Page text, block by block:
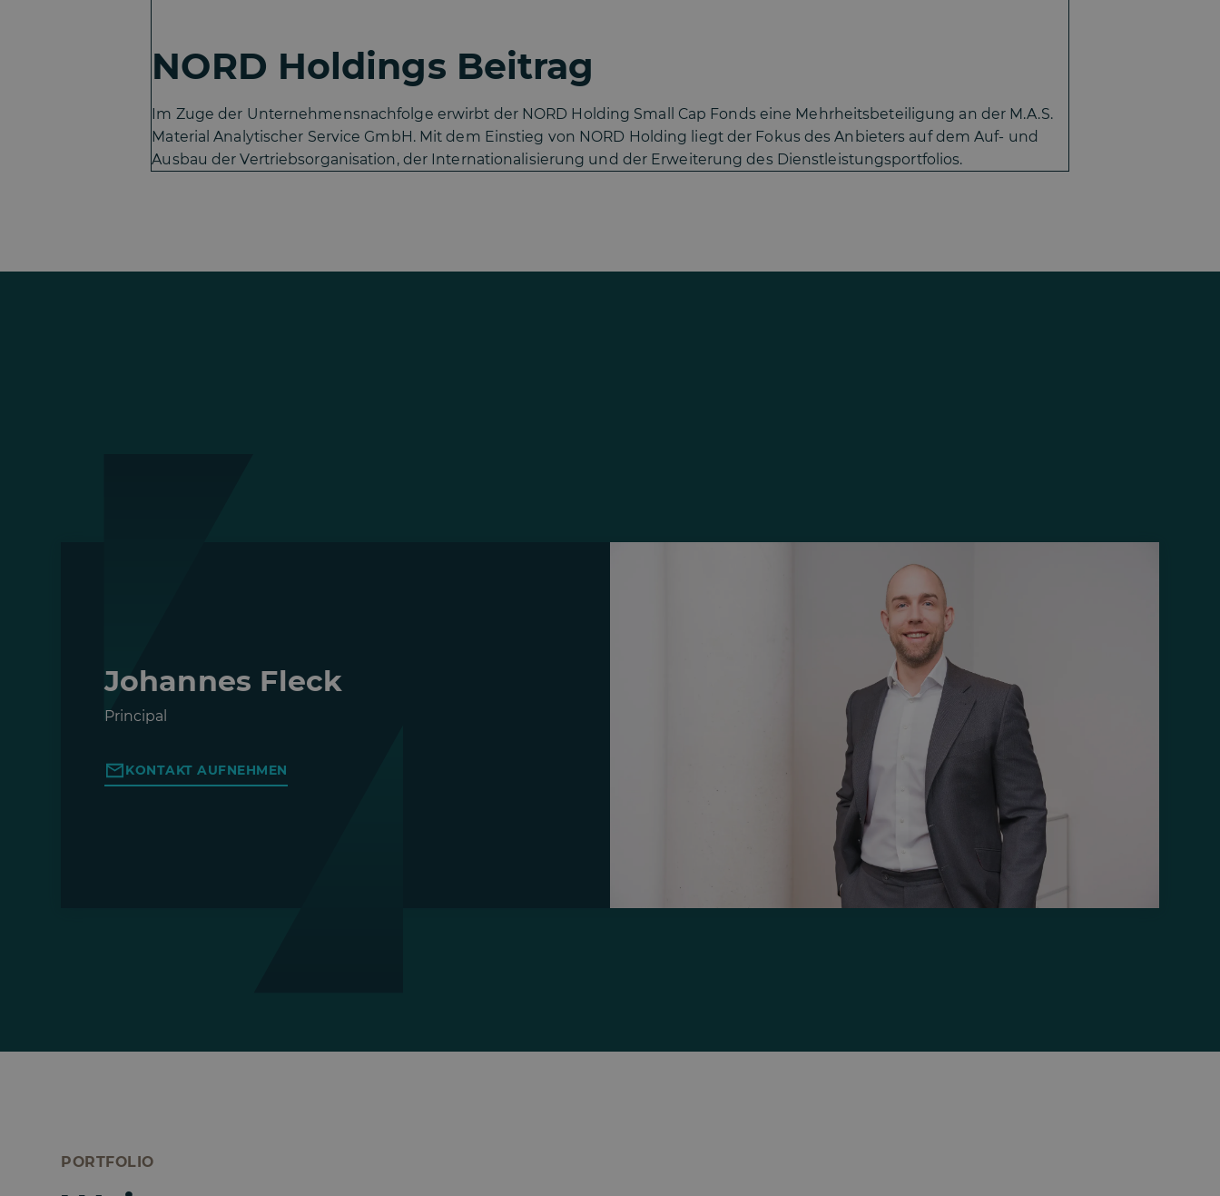
NORD Holdings Beitrag
Im Zuge der Unternehmensnachfolge erwirbt der NORD Holding Small Cap Fonds eine Mehrheitsbeteiligung an der M.A.S.
Material Analytischer Service GmbH. Mit dem Einstieg von NORD Holding liegt der Fokus des Anbieters auf dem Auf- und
Ausbau der Vertriebsorganisation, der Internationalisierung und der Erweiterung des Dienstleistungsportfolios.
Johannes Fleck
Principal
KONTAKT AUFNEHMEN
PORTFOLIO